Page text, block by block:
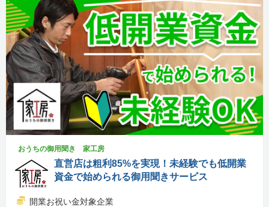
おうちの御用聞き 家工房
直営店は粗利85%を実現！未経験でも低開業
資金で始められる御用聞きサービス
開業お祝い金対象企業